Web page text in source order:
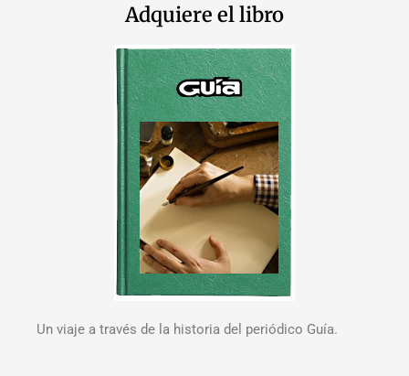
Adquiere el libro
Un viaje a través de la historia del periódico Guía.